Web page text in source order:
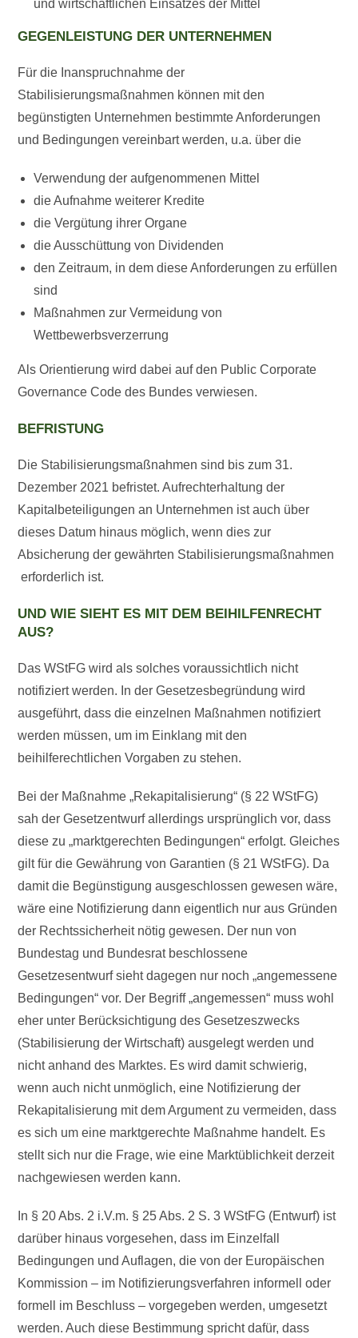
und wirtschaftlichen Einsatzes der Mittel
GEGENLEISTUNG DER UNTERNEHMEN
Für die Inanspruchnahme der
Stabilisierungsmaßnahmen können mit den
begünstigten Unternehmen bestimmte Anforderungen
und Bedingungen vereinbart werden, u.a. über die
Verwendung der aufgenommenen Mittel
die Aufnahme weiterer Kredite
die Vergütung ihrer Organe
die Ausschüttung von Dividenden
den Zeitraum, in dem diese Anforderungen zu erfüllen
sind
Maßnahmen zur Vermeidung von
Wettbewerbsverzerrung
Als Orientierung wird dabei auf den Public Corporate
Governance Code des Bundes verwiesen.
BEFRISTUNG
Die Stabilisierungsmaßnahmen sind bis zum 31.
Dezember 2021 befristet. Aufrechterhaltung der
Kapitalbeteiligungen an Unternehmen ist auch über
dieses Datum hinaus möglich, wenn dies zur
Absicherung der gewährten Stabilisierungsmaßnahmen
erforderlich ist.
UND WIE SIEHT ES MIT DEM BEIHILFENRECHT
AUS?
Das WStFG wird als solches voraussichtlich nicht
notifiziert werden. In der Gesetzesbegründung wird
ausgeführt, dass die einzelnen Maßnahmen notifiziert
werden müssen, um im Einklang mit den
beihilferechtlichen Vorgaben zu stehen.
Bei der Maßnahme „Rekapitalisierung“ (§ 22 WStFG)
sah der Gesetzentwurf allerdings ursprünglich vor, dass
diese zu „marktgerechten Bedingungen“ erfolgt. Gleiches
gilt für die Gewährung von Garantien (§ 21 WStFG). Da
damit die Begünstigung ausgeschlossen gewesen wäre,
wäre eine Notifizierung dann eigentlich nur aus Gründen
der Rechtssicherheit nötig gewesen. Der nun von
Bundestag und Bundesrat beschlossene
Gesetzesentwurf sieht dagegen nur noch „angemessene
Bedingungen“ vor. Der Begriff „angemessen“ muss wohl
eher unter Berücksichtigung des Gesetzeszwecks
(Stabilisierung der Wirtschaft) ausgelegt werden und
nicht anhand des Marktes. Es wird damit schwierig,
wenn auch nicht unmöglich, eine Notifizierung der
Rekapitalisierung mit dem Argument zu vermeiden, dass
es sich um eine marktgerechte Maßnahme handelt. Es
stellt sich nur die Frage, wie eine Marktüblichkeit derzeit
nachgewiesen werden kann.
In § 20 Abs. 2 i.V.m. § 25 Abs. 2 S. 3 WStFG (Entwurf) ist
darüber hinaus vorgesehen, dass im Einzelfall
Bedingungen und Auflagen, die von der Europäischen
Kommission – im Notifizierungsverfahren informell oder
formell im Beschluss – vorgegeben werden, umgesetzt
werden. Auch diese Bestimmung spricht dafür, dass